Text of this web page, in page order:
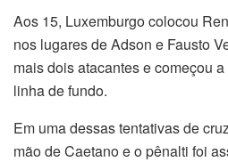
Aos 15, Luxemburgo colocou
nos lugares de Adson e Fausto
mais dois atacantes e começou
linha de fundo.
Em uma dessas tentativas de
mão de Caetano e o pênalti foi